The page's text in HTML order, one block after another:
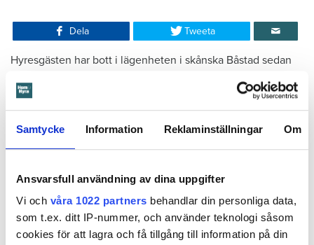
Samtycke Information Reklaminställningar Om
Ansvarsfull användning av dina uppgifter
Vi och våra 1022 partners behandlar din personliga data,
som t.ex. ditt IP-nummer, och använder teknologi såsom
cookies för att lagra och få tillgång till information på din
Dela Tweeta
Hyresgästen har bott i lägenheten i skånska Båstad sedan
i hyresnämnden och i hovrätten.
Skada upptäcktes av hantverkare
duschmunstycke under hösten förra året som en spricka i
detta lät värden ett företag göra en besiktning av
badrummet. Då upptäcktes att vatten läckt från den trasiga
svetsskarven under en längre tid och orsakat omfattande